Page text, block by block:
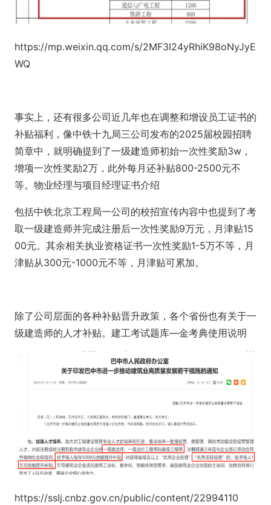
https://mp.weixin.qq.com/s/2MF3I24yRhiK98oNyJyE
WQ
事实上，还有很多公司近几年也在调整和增设员工证书的
补贴福利，像中铁十九局三公司发布的2025届校园招聘
简章中，就明确提到了一级建造师初始一次性奖励3w，
增项一次性奖励2万，此外每月还补贴800-2500元不
等。物业经理与项目经理证书介绍
包括中铁北京工程局一公司的校招宣传内容中也提到了考
取一级建造师并完成注册后一次性奖励9万元，月津贴15
00元。其余相关执业资格证书一次性奖励1-5万不等，月
津贴从300元-1000元不等，月津贴可累加。
除了公司层面的各种补贴晋升政策，各个省份也有关于一
级建造师的人才补贴。建工考试题库—金考典使用说明
https://sslj.cnbz.gov.cn/public/content/22994110